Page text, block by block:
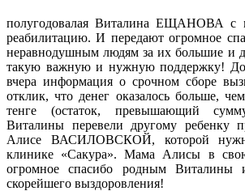
полугодовалая Виталина ЕЩАНОВА с
реабилитацию. И передают огромное
неравнодушным людям за их большие и
такую важную и нужную поддержку!
вчера информация о срочном сборе
отклик, что денег оказалось больше,
тенге (остаток, превышающий
Виталины перевели другому ребенку
Алисе ВАСИЛОВСКОЙ, которой
клинике «Сакура». Мама Алисы в свою
огромное спасибо родным Виталины
скорейшего выздоровления!